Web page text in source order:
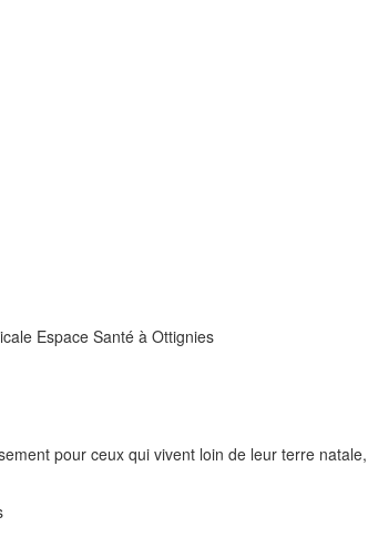
Espace Santé à Ottignies
pour ceux qui vivent loin de leur terre